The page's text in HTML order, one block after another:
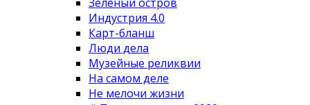
Индустрия 4.0
Карт-бланш
Люди дела
Музейные реликвии
На самом деле
Не мелочи жизни